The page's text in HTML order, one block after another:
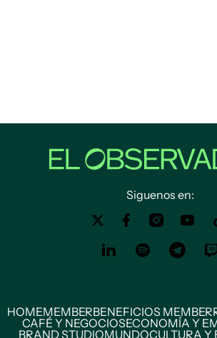
Siguenos en:
HOMEMEMBERBENEFICIOS MEMBER
CAFÉ Y NEGOCIOSECONOMÍA Y
BRAND STUDIOMUNDOCULTURA Y